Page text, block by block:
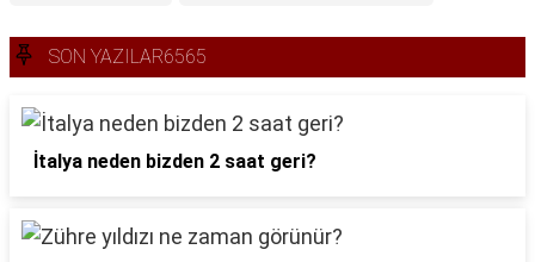
SON YAZILAR6565
İtalya neden bizden 2 saat geri?